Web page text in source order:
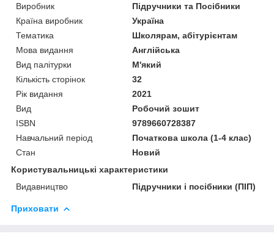
Виробник
Підручники та Посібники
Країна виробник
Україна
Тематика
Школярам, абітурієнтам
Мова видання
Англійська
Вид палітурки
М'який
Кількість сторінок
32
Рік видання
2021
Вид
Робочий зошит
ISBN
9789660728387
Навчальний період
Початкова школа (1-4 клас)
Стан
Новий
Користувальницькі характеристики
Видавництво
Підручники і посібники (ПІП)
Приховати